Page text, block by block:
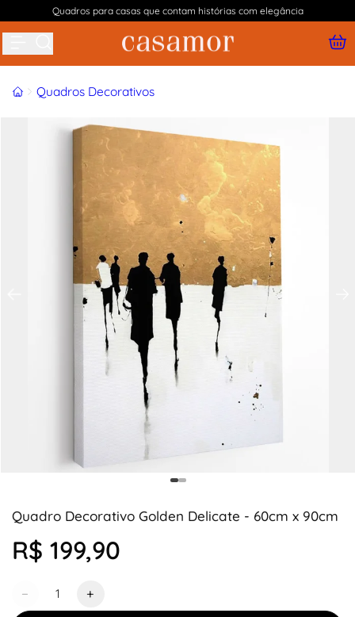
Quadros para casas que contam histórias com elegância
InícioQuadros Decorativos
Quadro Decorativo Golden Delicate - 60cm x 90cm
R$ 199,90
− +